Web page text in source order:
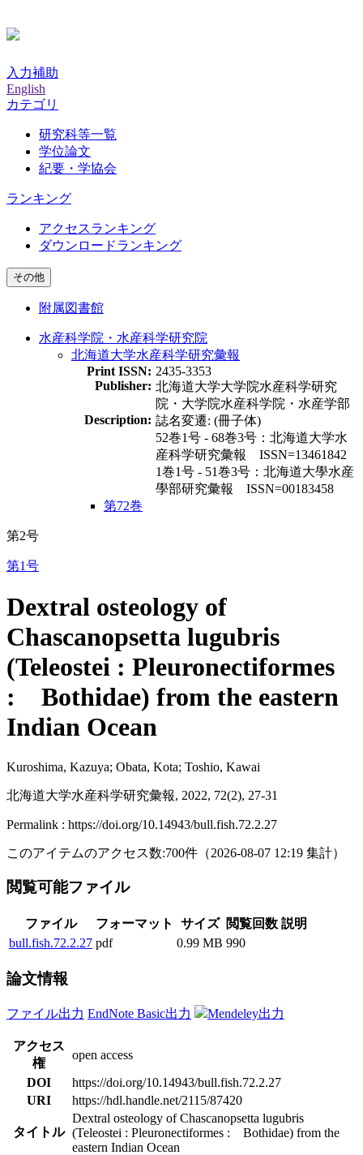
入力補助
English
カテゴリ
研究科等一覧
学位論文
紀要・学協会
ランキング
アクセスランキング
ダウンロードランキング
その他
附属図書館
水産科学院・水産科学研究院
北海道大学水産科学研究彙報
Print ISSN: 2435-3353
Publisher: 北海道大学大学院水産科学研究
院・大学院水産科学院・水産学部
Description: 誌名変遷: (冊子体)
52巻1号 - 68巻3号：北海道大学水
産科学研究彙報 ISSN=13461842
1巻1号 - 51巻3号：北海道大學水産
學部研究彙報 ISSN=00183458
第72巻
第2号
第1号
Dextral osteology of
Chascanopsetta lugubris
(Teleostei : Pleuronectiformes
: Bothidae) from the eastern
Indian Ocean
Kuroshima, Kazuya; Obata, Kota; Toshio, Kawai
北海道大学水産科学研究彙報, 2022, 72(2), 27-31
Permalink : https://doi.org/10.14943/bull.fish.72.2.27
このアイテムのアクセス数:700件 （2026-08-07 12:19 集計）
閲覧可能ファイル
ファイル フォーマット サイズ 閲覧回数 説明
bull.fish.72.2.27 pdf 0.99 MB 990
論文情報
ファイル出力 EndNote Basic出力 Mendeley出力
アクセス
権
open access
DOI
https://doi.org/10.14943/bull.fish.72.2.27
URI
https://hdl.handle.net/2115/87420
タイトル
Dextral osteology of Chascanopsetta lugubris
(Teleostei : Pleuronectiformes : Bothidae) from the
eastern Indian Ocean